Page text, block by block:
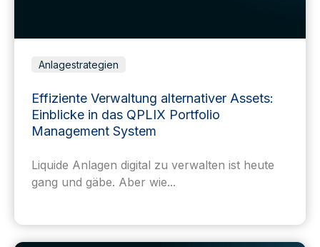
Anlagestrategien
Effiziente Verwaltung alternativer Assets:
Einblicke in das QPLIX Portfolio
Management System
Liquide Anlagen digital zu verwalten ist heute
gang und gäbe. Aber wie...